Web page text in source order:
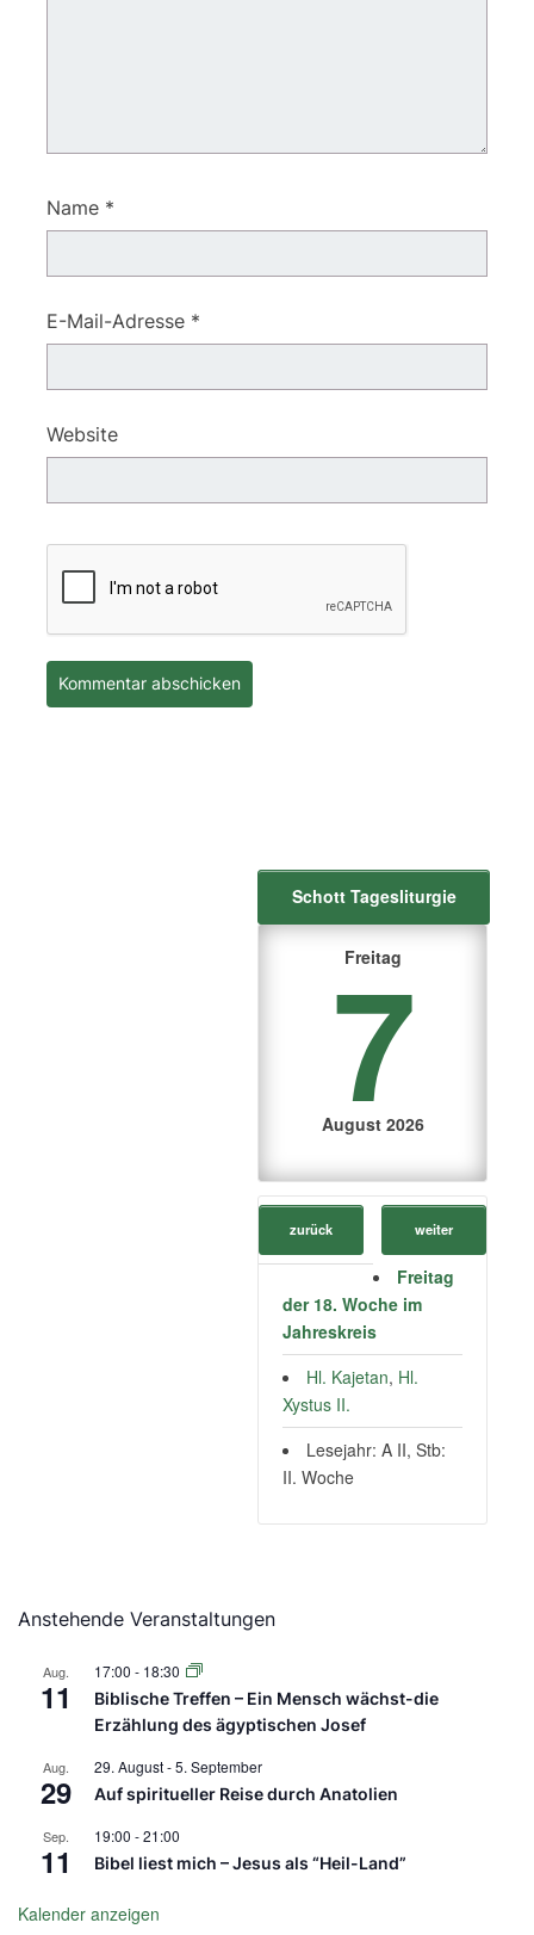
Name *
E-Mail-Adresse *
Website
Schott Tagesliturgie
Freitag
7
August 2026
zurück weiter
Freitag
der 18. Woche im
Jahreskreis
Hl. Kajetan, Hl.
Xystus II.
Lesejahr: A II, Stb:
II. Woche
Anstehende Veranstaltungen
Aug.
11
17:00 - 18:30
Biblische Treffen – Ein Mensch wächst-die
Erzählung des ägyptischen Josef
Aug.
29
29. August-5. September
Auf spiritueller Reise durch Anatolien
Sep.
11
19:00 -21:00
Bibel liest mich – Jesus als “Heil-Land”
Kalender anzeigen